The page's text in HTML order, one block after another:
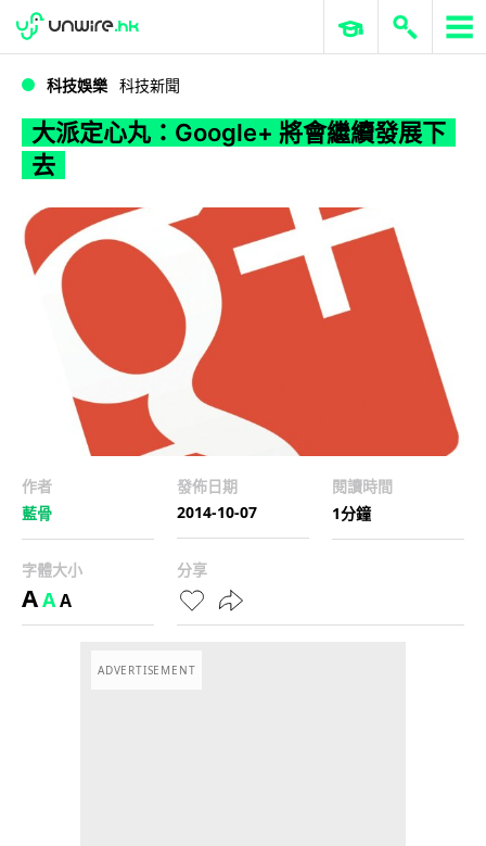
大派定心丸：Google+ 將會繼續發展下去
WWDC 2026 ERP 與商業 AI
科技娛樂 科技新聞
大派定心丸：Google+ 將會繼續發展下
去
作者
藍骨
發佈日期
2014-10-07
閱讀時間
1分鐘
字體大小
AAA
分享
ADVERTISEMENT